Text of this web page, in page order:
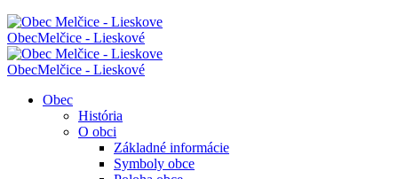
ObecMelčice - Lieskové
ObecMelčice - Lieskové
Obec
História
O obci
Základné informácie
Symboly obce